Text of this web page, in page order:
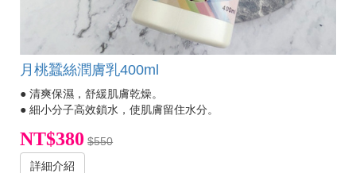
月桃蠶絲潤膚乳400ml
● 清爽保濕，舒緩肌膚乾燥。
● 細小分子高效鎖水，使肌膚留住水分。
NT$380 $550
詳細介紹